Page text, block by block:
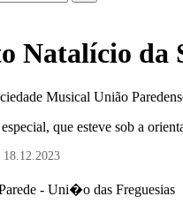
Natalício da
Musical União
que esteve sob a
18.12.2023